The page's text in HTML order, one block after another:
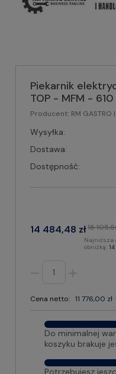
Piekarnik
TOP - MFM - 610
Producent: RM GASTRO
Wysyłka:
Dostawa:
Dostępność:
14 484,48 zł18
Najniższa
obniżką:
Cena netto: 11 776,00 zł
Do minimalnej
koszyku brakuje
Potrzebujesz